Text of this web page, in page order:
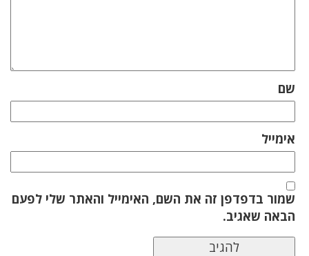
שם
אימייל
שמור בדפדפן זה את השם, האימייל והאתר שלי לפעם
הבאה שאגיב.